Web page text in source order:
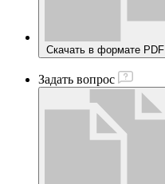
Скачать в формате PDF
Задать вопрос